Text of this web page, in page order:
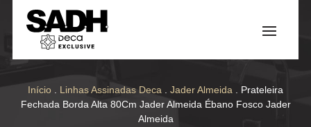
Início Linhas Assinadas Deca Jader Almeida . Prateleira
Fechada Borda Alta 80Cm Jader Almeida Ébano Fosco Jader
Almeida